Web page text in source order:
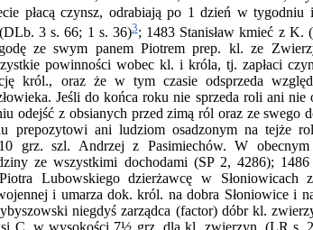
płacą czynsz, odrabiają po 1 dzień w
3 s. 66; 1 s. 36)3; 1483 Stanisław kmieć z
ze swym panem Piotrem prep. kl. ze
powinności wobec kl. i króla, tj. zapłaci
król., oraz że w tym czasie odsprzeda
Jeśli do końca roku nie sprzeda roli ani nie
odejść z obsianych przed zimą ról oraz ze swego
prepozytowi ani ludziom osadzonym na tejże
grz. szl. Andrzej z Pasimiechów. W
ze wszystkimi dochodami (SP 2, 4286);
Lubowskiego dzierżawcę w Słoniowicach
i umarza dok. król. na dobra Słoniowice i
niegdyś zarządca (factor) dóbr kl.
C. w wysokości 7½ grz. dla kl. zwierzyn. (LR s.